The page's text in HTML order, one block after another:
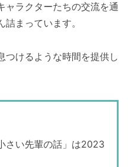
ャラクターたちの交流を通
まっています。
つけるような時間を提供し
さい先輩の話」は2023